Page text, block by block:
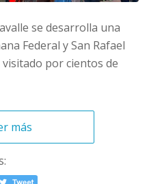
se desarrolla una
Federal y San Rafael
por cientos de
más